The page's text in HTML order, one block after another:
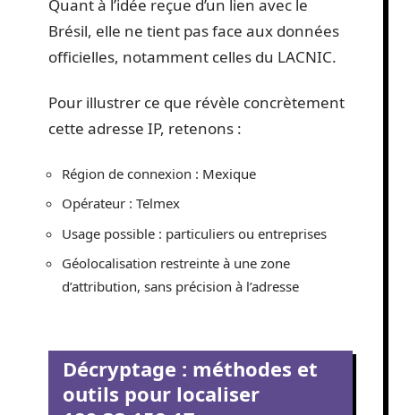
Quant à l’idée reçue d’un lien avec le
Brésil, elle ne tient pas face aux données
officielles, notamment celles du LACNIC.
Pour illustrer ce que révèle concrètement
cette adresse IP, retenons :
Région de connexion : Mexique
Opérateur : Telmex
Usage possible : particuliers ou entreprises
Géolocalisation restreinte à une zone
d’attribution, sans précision à l’adresse
Décryptage : méthodes et
outils pour localiser